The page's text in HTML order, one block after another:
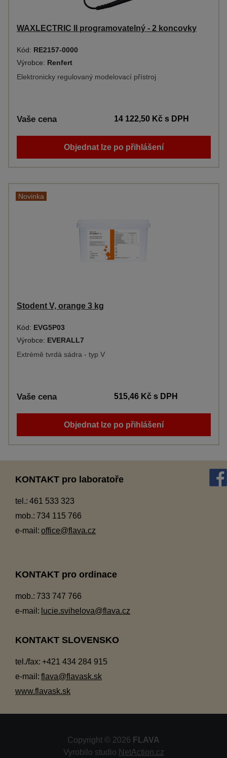
WAXLECTRIC II programovatelný - 2 koncovky
Kód: RE2157-0000
Výrobce: Renfert
Elektronicky regulovaný modelovací přístroj
Vaše cena 14 122,50 Kčs DPH
Objednat lze po přihlášení
Novinka
Stodent V, orange 3 kg
Kód: EVG5P03
Výrobce: EVERALL7
Extrémě tvrdá sádra - typ V
Vaše cena 515,46 Kčs DPH
Objednat lze po přihlášení
KONTAKT pro laboratoře
tel.: 461 533 323
mob.: 734 115 766
e-mail: office@flava.cz
KONTAKT pro ordinace
mob.: 733 747 766
e-mail: lucie.svihelova@flava.cz
KONTAKT SLOVENSKO
tel./fax: +421 434 284 915
e-mail: flava@flavask.sk
www.flavask.sk
Copyright © 2026 FLAVA
Vyrobilo studio NetAction.cz